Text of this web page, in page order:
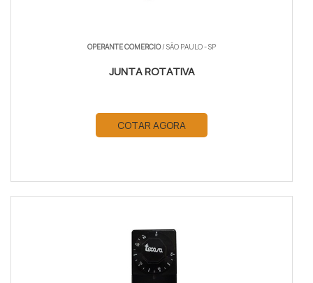
OPERANTE COMERCIO/ SÃO PAULO - SP
JUNTA ROTATIVA
COTAR AGORA